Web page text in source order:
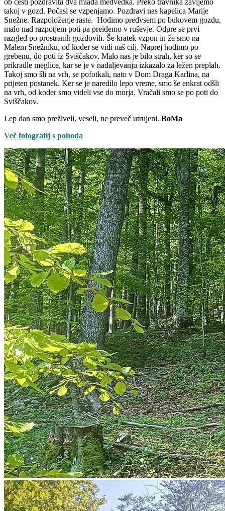
takoj v gozd. Počasi se vzpenjamo. Pozdravi nas kapelica Marije
Snežne. Razpoloženje raste. Hodimo predvsem po bukovem gozdu,
malo nad razpotjem poti pa preidemo v ruševje. Odpre se prvi
razgled po prostranih gozdovih. Še kratek vzpon in že smo na
Malem Snežniku, od koder se vidi naš cilj. Naprej hodimo po
grebenu, do poti iz Sviščakov. Malo nas je bilo strah, ker so se
prikradle meglice, kar se je v nadaljevanju izkazalo za ležen preplah.
Takoj smo šli na vrh, se pofotkali, nato v Dom Draga Karlina, na
prijeten postanek. Ker se je naredilo lepo vreme, smo še enkrat odšli
na vrh, od koder smo videli vse do morja. Vračali smo se po poti do
Sviščakov.
Lep dan smo preživeli, veseli, ne preveč utrujeni. BoMa
Več fotografij s pohoda